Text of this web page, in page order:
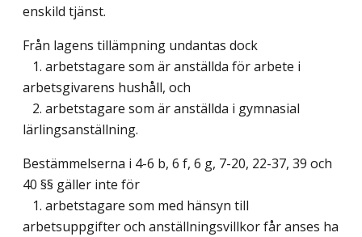
enskild tjänst.
Från lagens tillämpning undantas dock
1. arbetstagare som är anställda för arbete i
arbetsgivarens hushåll, och
2. arbetstagare som är anställda i gymnasial
lärlingsanställning.
Bestämmelserna i 4-6 b, 6 f, 6 g, 7-20, 22-37, 39 och
40 §§ gäller inte för
1. arbetstagare som med hänsyn till
arbetsuppgifter och anställningsvillkor får anses ha